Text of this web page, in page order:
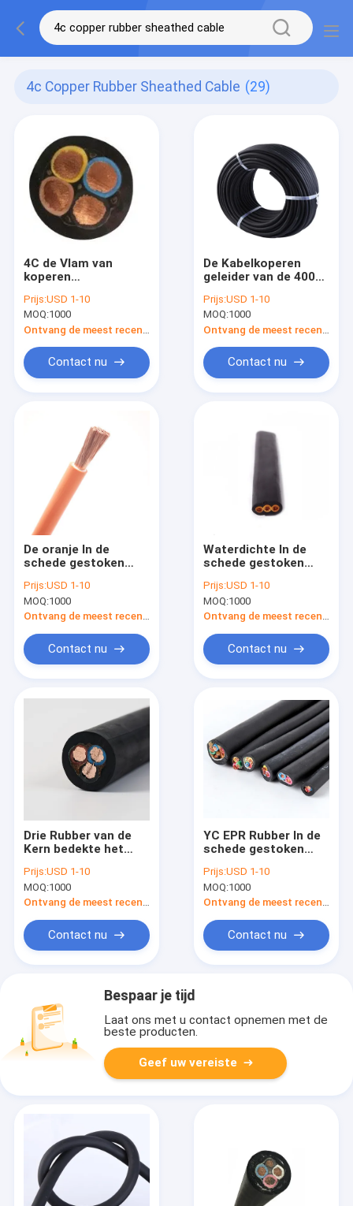
4c Copper Rubber Sheathed Cable (29)
4C de Vlam van
koperen
sheathed cable
ISO9001 - de Kabel
van de
vertragersmacht
Prijs:USD 1-10
MOQ:1000
Contact nu
De Kabelkoperen
geleider van de 400
schede gestoken
Kabel SJOOW Macht
Prijs:USD 1-10
MOQ:1000
Contact nu
De oranje In de
schede gestoken
450/750V Rubber
Elektrodraad lassen
Prijs:USD 1-10
MOQ:1000
Contact nu
Waterdichte In de
schede gestoken
Rubber Kern Vlakke
Kabels Met
duikvermogen
Prijs:USD 1-10
MOQ:1000
Contact nu
Drie Rubber van de
Kern bedekte het
gestoken Kabel
450/750V
Elektrodraad met een
Prijs:USD 1-10
MOQ:1000
Ontvang de meest recente Prijs
Contact nu
YC EPR Rubber In de
schede gestoken
voor Pomp Met
duikvermogen
Prijs:USD 1-10
MOQ:1000
Ontvang de meest recente Prijs
Contact nu
Bespaar je tijd
Laat ons met u contact opnemen met de
beste producten.
Geef uw vereiste